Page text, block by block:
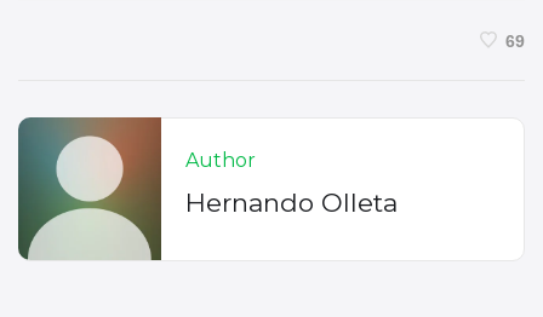
69
Author
Hernando Olleta